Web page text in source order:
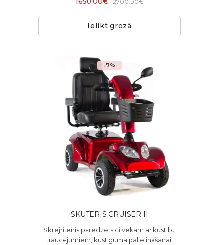
2700.00€
Ielikt grozā
-7%
SKŪTERIS CRUISER II
Skrejritenis paredzēts cilvēkam ar kustību
traucējumiem, kustīguma palielināšanai.